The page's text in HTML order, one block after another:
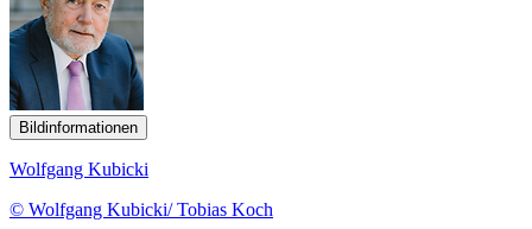
Bildinformationen
Wolfgang Kubicki
© Wolfgang Kubicki/ Tobias Koch